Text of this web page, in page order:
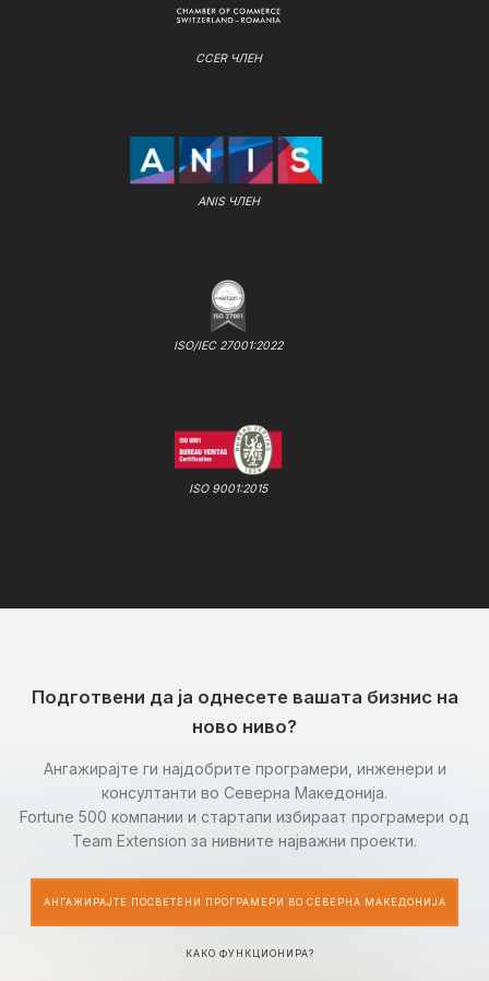
CCER ЧЛЕН
ANIS ЧЛЕН
ISO/IEC 27001:2022
ISO 9001:2015
Подготвени да ја однесете вашата бизнис на
ново ниво?
Ангажирајте ги најдобрите програмери, инженери и
консултанти во Северна Македонија.
Fortune 500 компании и стартапи избираат програмери од
Team Extension за нивните најважни проекти.
АНГАЖИРАЈТЕ ПОСВЕТЕНИ ПРОГРАМЕРИ ВО СЕВЕРНА МАКЕДОНИЈА
КАКО ФУНКЦИОНИРА?